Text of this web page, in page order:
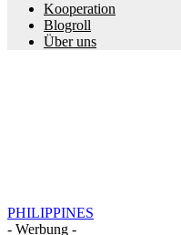
Kooperation
Blogroll
Über uns
PHILIPPINES
- Werbung -